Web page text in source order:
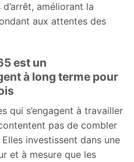
améliorant la
aux attentes des
est un
à long terme pour
qui s’engagent à travailler
pas de combler
investissent dans une
et à mesure que les